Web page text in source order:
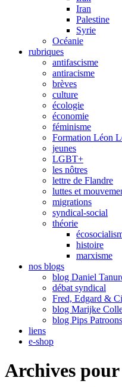
Iran
Palestine
Syrie
Océanie
rubriques
antifascisme
antiracisme
brèves
culture
écologie
économie
féminisme
Formation Léon
jeunes
LGBT+
les nôtres
lettre de Flandre
luttes et
migrations
syndical-social
théorie
histoire
marxisme
nos blogs
blog Daniel
débat syndical
Fred, Edgard &
blog Marijke
blog Pips Patroons
liens
e-shop
Archives